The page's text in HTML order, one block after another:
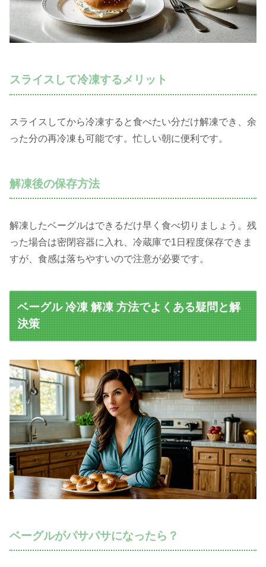
スライスして冷凍するメリット
スライスしてから冷凍すると食べたい分だけ解凍でき、余
った分の再冷凍も可能です。忙しい朝に便利です。
解凍後の保存方法
解凍したベーグルはできるだけ早く食べ切りましょう。残
った場合は密閉容器に入れ、冷蔵庫で1日程度保存できま
すが、食感は落ちやすいので注意が必要です。
ベーグル 冷凍 解凍 方法でよくある疑問と解
決策
ベーグルがパサパサになったら？